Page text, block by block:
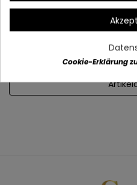
30W PW LED 6000K
Maße: Breite: 56 cm 日本語: 26
Cookie-Erklärung